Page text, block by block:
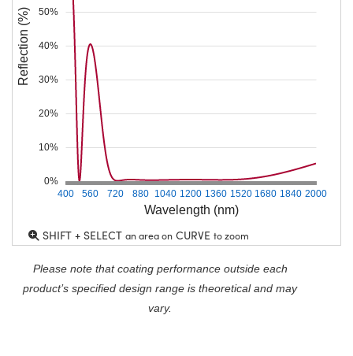
Wavelength (nm)
400 560 720 880 1040 1200 1360 1520 1680 1840 2000
0%
10%
20%
30%
40%
50%
Reflection (%)
SHIFT + SELECT an area on CURVE to zoom
Please note that coating performance outside each
product’s specified design range is theoretical and may
vary.